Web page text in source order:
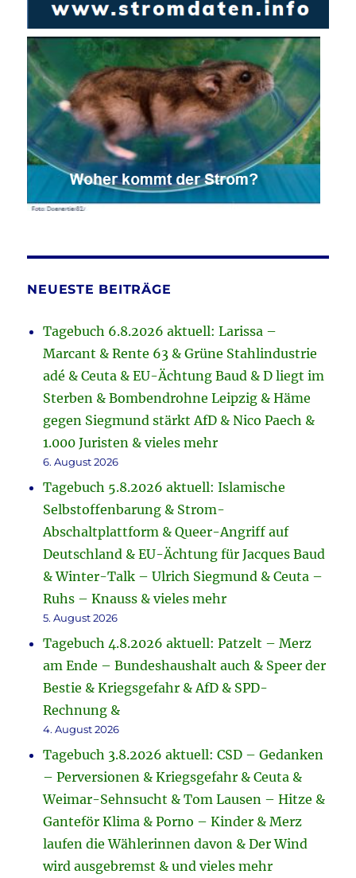
NEUESTE BEITRÄGE
Tagebuch 6.8.2026 aktuell: Larissa –
Marcant & Rente 63 & Grüne Stahlindustrie
adé & Ceuta & EU-Ächtung Baud & D liegt im
Sterben & Bombendrohne Leipzig & Häme
gegen Siegmund stärkt AfD & Nico Paech &
1.000 Juristen & vieles mehr
6. August 2026
Tagebuch 5.8.2026 aktuell: Islamische
Selbstoffenbarung & Strom-
Abschaltplattform & Queer-Angriff auf
Deutschland & EU-Ächtung für Jacques Baud
& Winter-Talk – Ulrich Siegmund & Ceuta –
Ruhs – Knauss & vieles mehr
5. August 2026
Tagebuch 4.8.2026 aktuell: Patzelt – Merz
am Ende – Bundeshaushalt auch & Speer der
Bestie & Kriegsgefahr & AfD & SPD-
Rechnung &
4. August 2026
Tagebuch 3.8.2026 aktuell: CSD – Gedanken
– Perversionen & Kriegsgefahr & Ceuta &
Weimar-Sehnsucht & Tom Lausen – Hitze &
Ganteför Klima & Porno – Kinder & Merz
laufen die Wählerinnen davon & Der Wind
wird ausgebremst & und vieles mehr